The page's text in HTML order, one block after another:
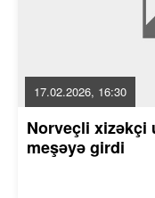
17.02.2026, 16:30
Norveçli xizəkçi
meşəyə girdi